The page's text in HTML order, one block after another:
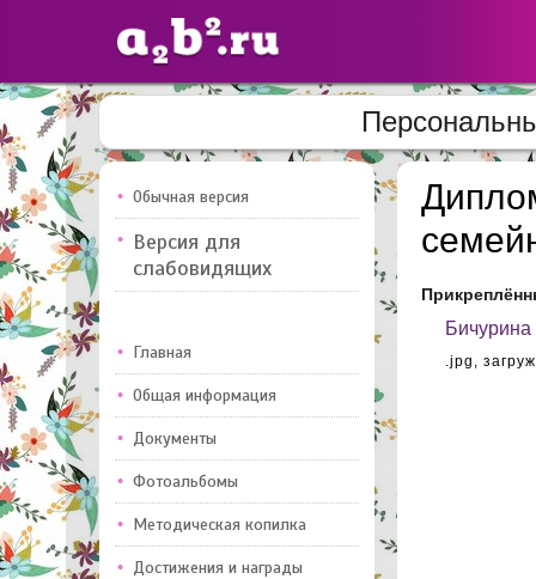
Сайты
педагогов
Добавлено — 10947
Обычная версия
Версия для
слабовидящих
Главная
Общая информация
Документы
Фотоальбомы
Методическая копилка
Достижения и награды
Бичурина
.jpg,